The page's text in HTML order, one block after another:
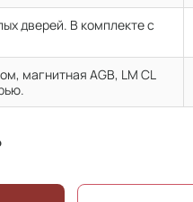
дверей. В комплекте с
магнитная AGB, LM CL